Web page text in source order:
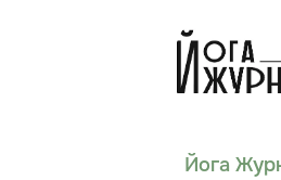
Йога